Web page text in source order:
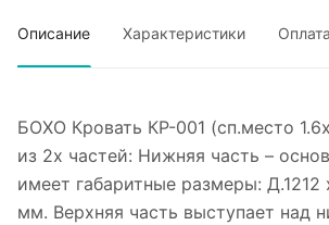
Описание Характеристики Оплата
БОХО Кровать КР-001 (сп.место
из 2х частей: Нижняя часть –
имеет габаритные размеры: Д.1212
мм. Верхняя часть выступает над